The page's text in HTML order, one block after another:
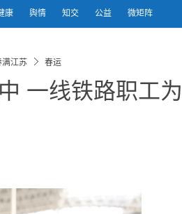
康 舆情 知交 公益 微矩阵
满江苏 春运
一线铁路职工